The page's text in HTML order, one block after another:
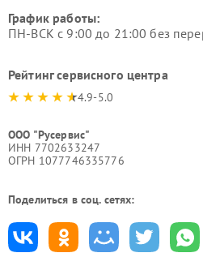
График работы:
ПН-ВСК с 9:00 до 21:00 без
Рейтинг сервисного центра
4.9-5.0
ООО "Русервис"
ИНН 7702633247
ОГРН 1077746335776
Поделиться в соц. сетях: